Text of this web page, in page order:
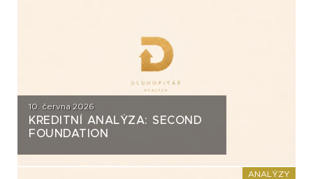
10. června 2026
KREDITNÍ ANALÝZA: SECOND
FOUNDATION
ANALÝZY